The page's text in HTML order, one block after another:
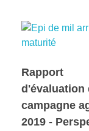
Rapport
d'évaluation
campagne
2019 -